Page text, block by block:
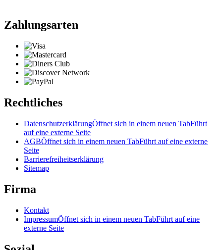
Zahlungsarten
Rechtliches
DatenschutzerklärungÖffnet sich in einem neuen TabFührt
auf eine externe Seite
AGBÖffnet sich in einem neuen TabFührt auf eine externe
Seite
Barrierefreiheitserklärung
Sitemap
Firma
Kontakt
ImpressumÖffnet sich in einem neuen TabFührt auf eine
externe Seite